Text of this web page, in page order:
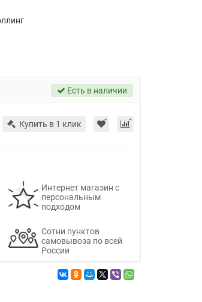
Есть в наличии
Купить в 1 клик
Интернет магазин с
персональным
подходом
Сотни пунктов
самовывоза по всей
России